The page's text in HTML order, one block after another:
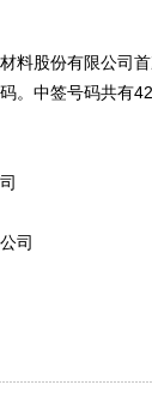
股份有限公司首
。中签号码共有
司